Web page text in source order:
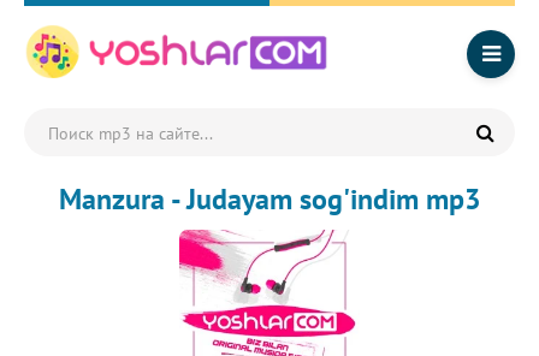
Manzura - Judayam sog'indim mp3